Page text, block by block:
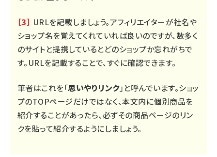
［3］ URLを記載しましょう。アフィリエイターが社名や
ショップ名を覚えてくれていれば良いのですが、数多く
のサイトと提携しているとどのショップか忘れがちで
す。URLを記載することで、すぐに確認できます。
筆者はこれを「思いやりリンク」と呼んでいます。ショッ
プのTOPページだけではなく、本文内に個別商品を
紹介することがあったら、必ずその商品ページのリン
クを貼って紹介するようにしましょう。